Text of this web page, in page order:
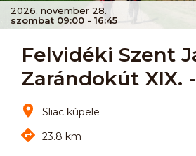
2026. november 28.
szombat 09:00 - 16:45
Felvidéki Szent
Zarándokút XIX.
Sliac kúpele
23.8 km